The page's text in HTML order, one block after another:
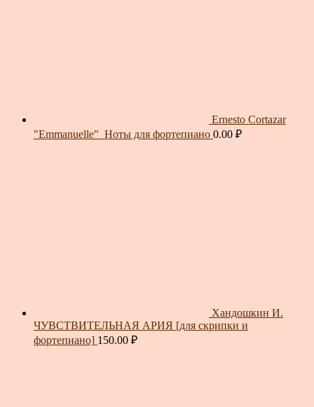
Ernesto Cortazar
"Emmanuelle"_Ноты для фортепиано 0.00 ₽
Хандошкин И.
ЧУВСТВИТЕЛЬНАЯ АРИЯ [для скрипки и
фортепиано] 150.00 ₽